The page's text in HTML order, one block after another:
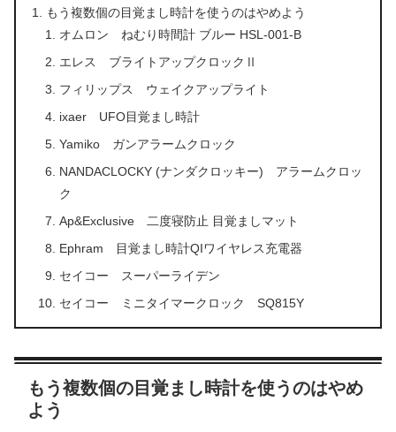
もう複数個の目覚まし時計を使うのはやめよう
オムロン ねむり時間計 ブルー HSL-001-B
エレス ブライトアップクロックⅡ
フィリップス ウェイクアップライト
ixaer UFO目覚まし時計
Yamiko ガンアラームクロック
NANDACLOCKY (ナンダクロッキー) アラームクロッ
ク
Ap&Exclusive 二度寝防止 目覚ましマット
Ephram 目覚まし時計QIワイヤレス充電器
セイコー スーパーライデン
セイコー ミニタイマークロック SQ815Y
もう複数個の目覚まし時計を使うのはやめ
よう